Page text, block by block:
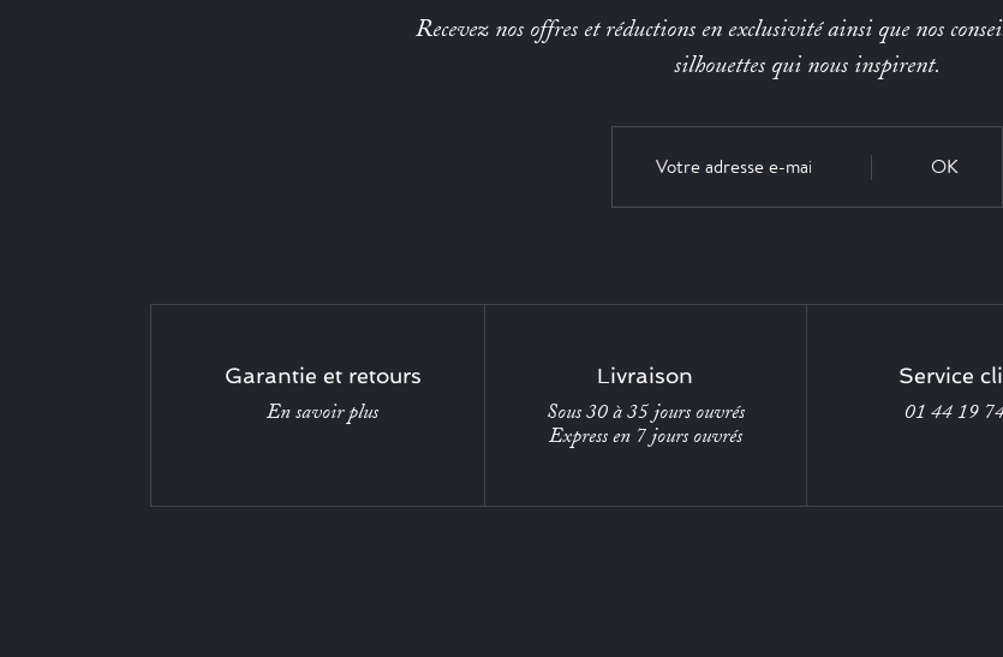
Recevez nos offres et réductions en exclusivité ainsi que nos
silhouettes qui nous inspirent.
OK
Garantie et retours
En savoir plus
Livraison
Sous 30 à 35 jours ouvrés
Express en 7 jours ouvrés
Service
01 44 19